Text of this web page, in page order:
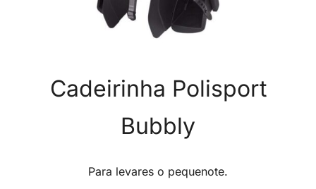
Cadeirinha Polisport
Bubbly
Para levares o pequenote.